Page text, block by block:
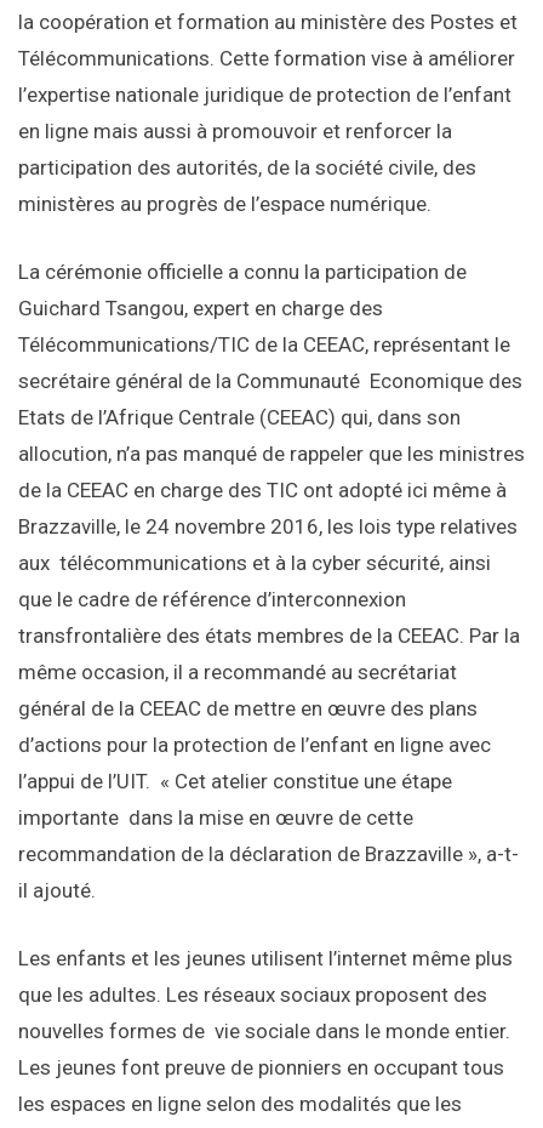
la coopération et formation au ministère des Postes et
Télécommunications. Cette formation vise à améliorer
l’expertise nationale juridique de protection de l’enfant
en ligne mais aussi à promouvoir et renforcer la
participation des autorités, de la société civile, des
ministères au progrès de l’espace numérique.
La cérémonie officielle a connu la participation de
Guichard Tsangou, expert en charge des
Télécommunications/TIC de la CEEAC, représentant le
secrétaire général de la Communauté Economique des
Etats de l’Afrique Centrale (CEEAC) qui, dans son
allocution, n’a pas manqué de rappeler que les ministres
de la CEEAC en charge des TIC ont adopté ici même à
Brazzaville, le 24 novembre 2016, les lois type relatives
aux télécommunications et à la cyber sécurité, ainsi
que le cadre de référence d’interconnexion
transfrontalière des états membres de la CEEAC. Par la
même occasion, il a recommandé au secrétariat
général de la CEEAC de mettre en œuvre des plans
d’actions pour la protection de l’enfant en ligne avec
l’appui de l’UIT. « Cet atelier constitue une étape
importante dans la mise en œuvre de cette
recommandation de la déclaration de Brazzaville », a-t-
il ajouté.
Les enfants et les jeunes utilisent l’internet même plus
que les adultes. Les réseaux sociaux proposent des
nouvelles formes de vie sociale dans le monde entier.
Les jeunes font preuve de pionniers en occupant tous
les espaces en ligne selon des modalités que les